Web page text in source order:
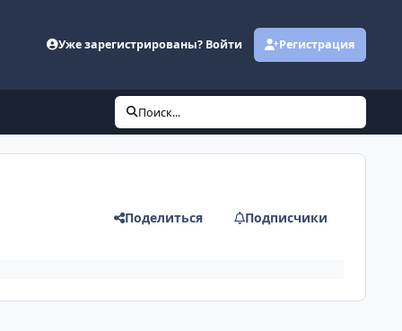
Уже зарегистрированы? Войти Регистрация
Поиск...
Поделиться Подписчики